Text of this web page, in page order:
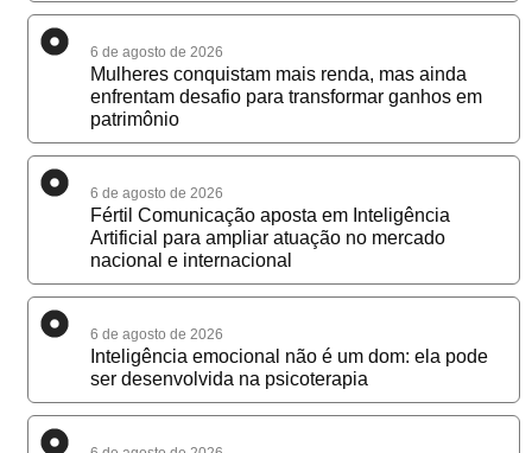
6 de agosto de 2026
Mulheres conquistam mais renda, mas ainda
enfrentam desafio para transformar ganhos em
patrimônio
6 de agosto de 2026
Fértil Comunicação aposta em Inteligência
Artificial para ampliar atuação no mercado
nacional e internacional
6 de agosto de 2026
Inteligência emocional não é um dom: ela pode
ser desenvolvida na psicoterapia